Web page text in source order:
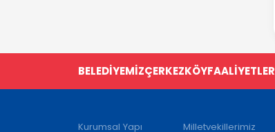
BELEDİYEMİZÇERKEZKÖYFAALİYETLER
Kurumsal Yapı
Milletvekillerimiz